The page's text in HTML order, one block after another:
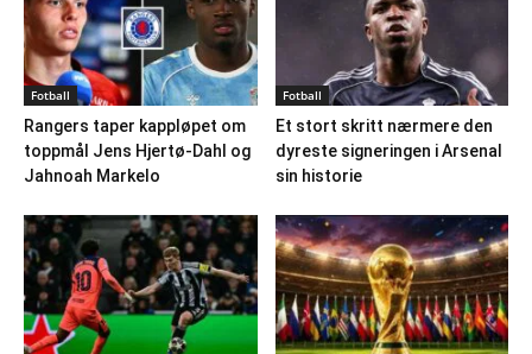
Fotball
Rangers taper kappløpet om
toppmål Jens Hjertø-Dahl og
Jahnoah Markelo
Fotball
Et stort skritt nærmere den
dyreste signeringen i Arsenal
sin historie